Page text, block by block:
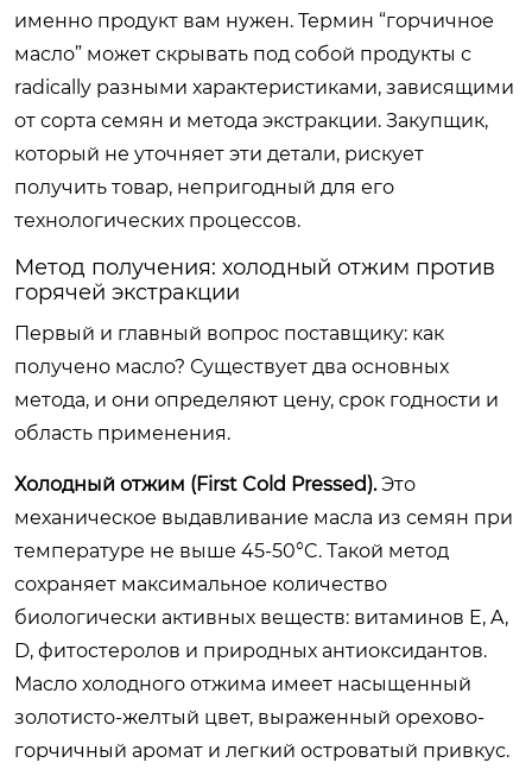
именно продукт вам нужен. Термин “горчичное
масло” может скрывать под собой продукты с
radically разными характеристиками, зависящими
от сорта семян и метода экстракции. Закупщик,
который не уточняет эти детали, рискует
получить товар, непригодный для его
технологических процессов.
Метод получения: холодный отжим против
горячей экстракции
Первый и главный вопрос поставщику: как
получено масло? Существует два основных
метода, и они определяют цену, срок годности и
область применения.
Холодный отжим (First Cold Pressed).Это
механическое выдавливание масла из семян при
температуре не выше 45-50°C. Такой метод
сохраняет максимальное количество
биологически активных веществ: витаминов E, A,
D, фитостеролов и природных антиоксидантов.
Масло холодного отжима имеет насыщенный
золотисто-желтый цвет, выраженный орехово-
горчичный аромат и легкий островатый привкус.